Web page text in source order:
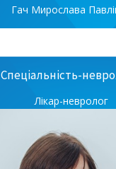
Гач Мирослава
Спеціальність-
Лікар-невролог